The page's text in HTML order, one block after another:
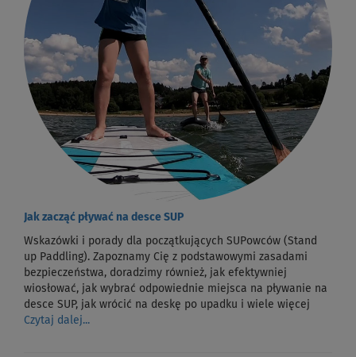
Jak zacząć pływać na desce SUP
Wskazówki i porady dla początkujących SUPowców (Stand
up Paddling). Zapoznamy Cię z podstawowymi zasadami
bezpieczeństwa, doradzimy również, jak efektywniej
wiosłować, jak wybrać odpowiednie miejsca na pływanie na
desce SUP, jak wrócić na deskę po upadku i wiele więcej
Czytaj dalej...